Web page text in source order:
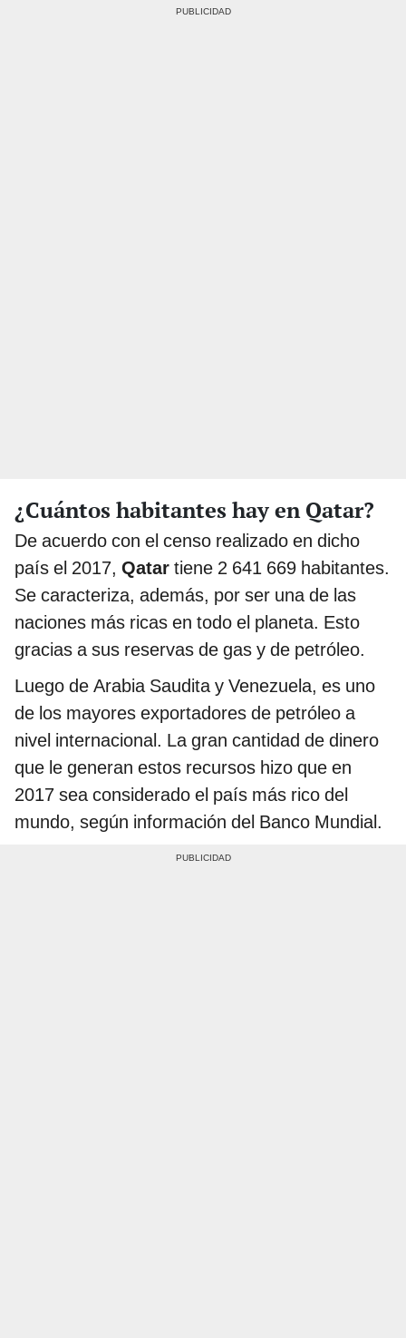
¿Cuántos habitantes hay en Qatar?
De acuerdo con el censo realizado en dicho
país el 2017, Qatar tiene 2 641 669 habitantes.
Se caracteriza, además, por ser una de las
naciones más ricas en todo el planeta. Esto
gracias a sus reservas de gas y de petróleo.
Luego de Arabia Saudita y Venezuela, es uno
de los mayores exportadores de petróleo a
nivel internacional. La gran cantidad de dinero
que le generan estos recursos hizo que en
2017 sea considerado el país más rico del
mundo, según información del Banco Mundial.